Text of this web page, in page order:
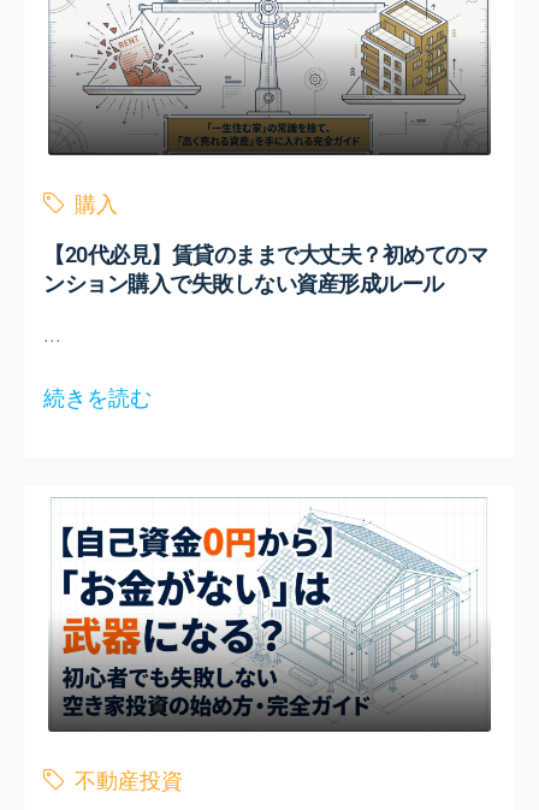
購入
【20代必見】賃貸のままで大丈夫？初めてのマ
ンション購入で失敗しない資産形成ルール
...
続きを読む
不動産投資